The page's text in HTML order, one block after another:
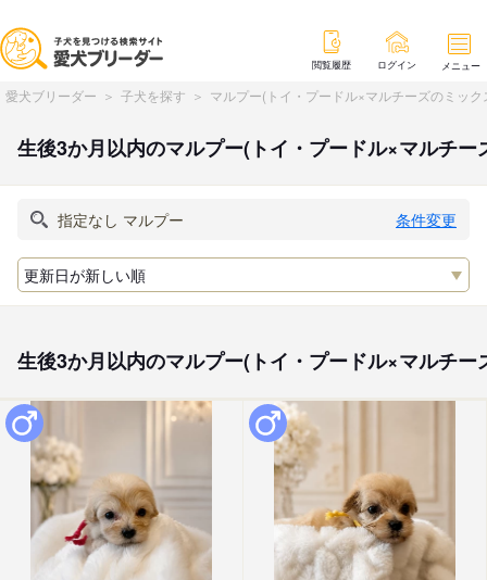
閲覧履歴 ログイン メニュー
愛犬ブリーダー 子犬を探す マルプー(トイ・プードル×マルチーズのミッ
生後3か月以内のマルプー(トイ・プードル×マルチ
条件変更
生後3か月以内のマルプー(トイ・プードル×マルチ